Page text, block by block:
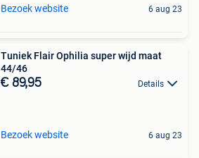
Bezoek website 6 aug 23
Tuniek Flair Ophilia super wijd maat
44/46
€ 89,95 Details
Bezoek website 6 aug 23